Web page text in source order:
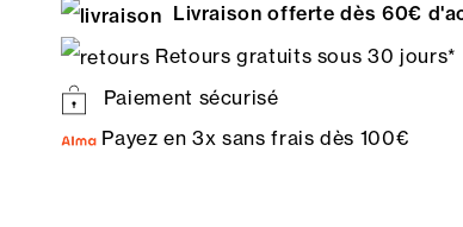
Livraison offerte dès 60€
Retours gratuits sous 30 jours*
Paiement sécurisé
Payez en 3x sans frais dès 100€